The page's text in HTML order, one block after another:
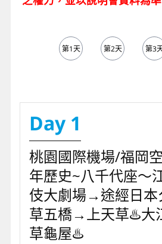
第1天 第2天 第3
Day 1
桃園國際機場/福岡
年歷史~八千代座～
伎大劇場→途經日本
草五橋→上天草♨️大
草龜屋♨️